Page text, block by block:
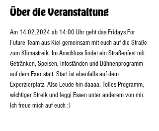
Über die Veranstaltung
Am 14.02.2024 ab 14:00 Uhr geht das Fridays For
Future Team aus Kiel gemeinsam mit euch auf die Straße
zum Klimastreik. Im Anschluss findet ein Straßenfest mit
Getränken, Speisen, Infoständen und Bühnenprogramm
auf dem Exer statt. Start ist ebenfalls auf dem
Experzierplatz. Also Leude hin daaaa. Tolles Programm,
wichtiger Streik und leggi Essen unter anderem von mir.
Ich freue mich auf euch :)